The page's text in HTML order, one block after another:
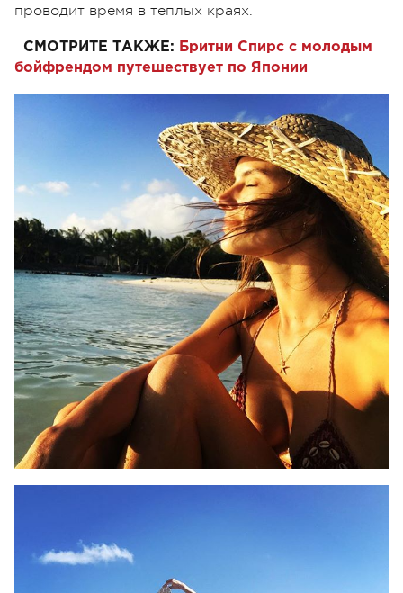
проводит время в теплых краях.
СМОТРИТЕ ТАКЖЕ: Бритни Спирс с молодым
бойфрендом путешествует по Японии